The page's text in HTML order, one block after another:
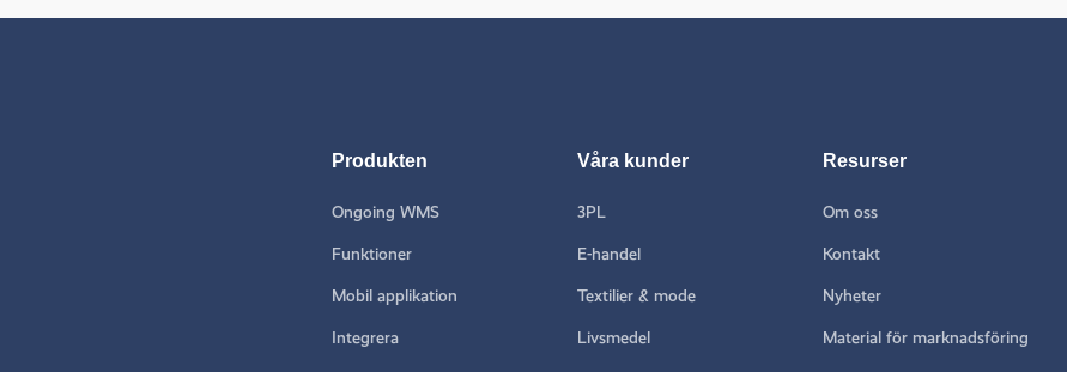
Produkten
Ongoing WMS
Funktioner
Mobil applikation
Integrera
Våra kunder
3PL
E-handel
Textilier & mode
Livsmedel
Resurser
Om oss
Kontakt
Nyheter
Material för marknadsföring